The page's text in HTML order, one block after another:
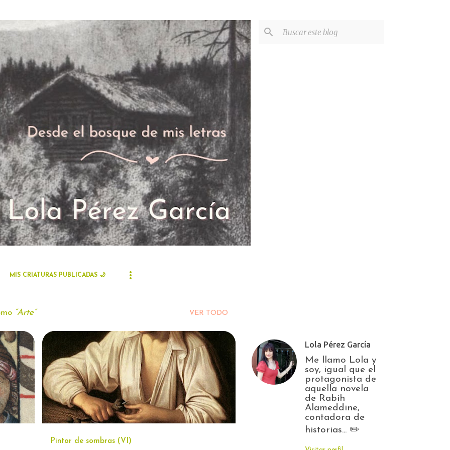
MIS CRIATURAS PUBLICADAS 🌙
Arte VER TODO
+ 1
Pintor de sombras (VI)
ARTE CARAVAGGIO 🖌
Lola Pérez García
Me llamo Lola y
soy, igual que el
protagonista de
aquella novela
de Rabih
Alameddine,
contadora de
historias... ✏️